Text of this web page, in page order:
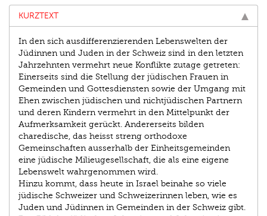
KURZTEXT
In den sich ausdifferenzierenden Lebenswelten der
Jüdinnen und Juden in der Schweiz sind in den letzten
Jahrzehnten vermehrt neue Konflikte zutage getreten:
Einerseits sind die Stellung der jüdischen Frauen in
Gemeinden und Gottesdiensten sowie der Umgang mit
Ehen zwischen jüdischen und nichtjüdischen Partnern
und deren Kindern vermehrt in den Mittelpunkt der
Aufmerksamkeit gerückt. Andererseits bilden
charedische, das heisst streng orthodoxe
Gemeinschaften ausserhalb der Einheitsgemeinden
eine jüdische Milieugesellschaft, die als eine eigene
Lebenswelt wahrgenommen wird.
Hinzu kommt, dass heute in Israel beinahe so viele
jüdische Schweizer und Schweizerinnen leben, wie es
Juden und Jüdinnen in Gemeinden in der Schweiz gibt.